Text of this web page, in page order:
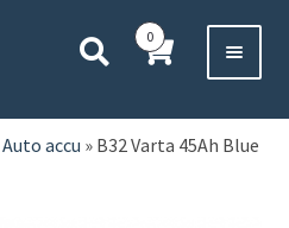
Auto accu » B32 Varta 45Ah Blue
0